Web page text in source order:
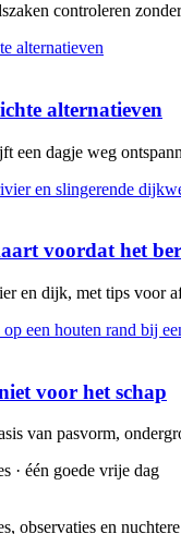
controleren
alternatieven
een dagje weg
voordat het
en dijk, met tips voor
voor het schap
van pasvorm,
· één goede vrije dag
observaties en